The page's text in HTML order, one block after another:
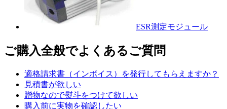
ESR測定モジュール
ご購入全般でよくあるご質問
適格請求書（インボイス）を発行してもらえますか？
見積書が欲しい
贈物なので熨斗をつけて欲しい
購入前に実物を確認したい